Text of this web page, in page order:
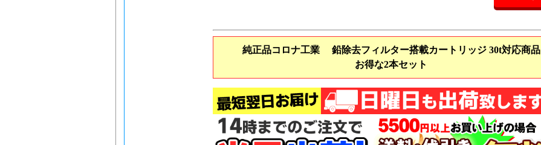
純正品コロナ工業 鉛除去フィルター搭載カートリッジ 30t対応商品
お得な2本セット